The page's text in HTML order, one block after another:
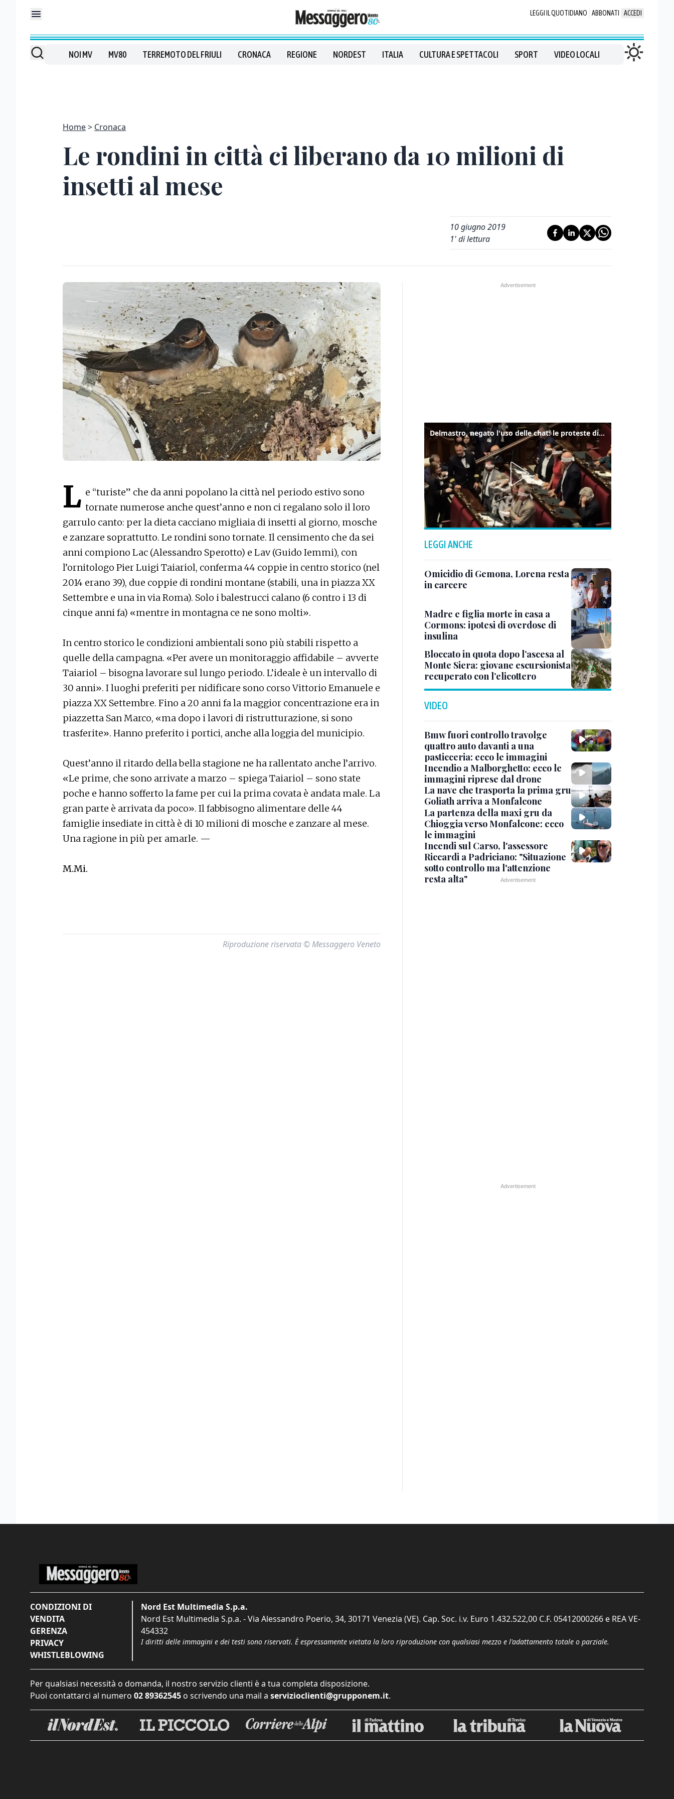
LEGGI IL QUOTIDIANO ABBONATI ACCEDI
NOI MV MV80 TERREMOTO DEL FRIULI CRONACA REGIONE NORDEST ITALIA CULTURA E SPETTACOLI SPORT VIDEO LOCALI
Home Cronaca
Le rondini in città ci liberano da 10 milioni di
insetti al mese
10 giugno 2019
1' di lettura
L e “turiste” che da anni popolano la città nel periodo estivo sono
tornate numerose anche quest’anno e non ci regalano solo il loro
garrulo canto: per la dieta cacciano migliaia di insetti al giorno, mosche
e zanzare soprattutto. Le rondini sono tornate. Il censimento che da sei
anni compiono Lac (Alessandro Sperotto) e Lav (Guido Iemmi), con
l’ornitologo Pier Luigi Taiariol, conferma 44 coppie in centro storico (nel
2014 erano 39), due coppie di rondini montane (stabili, una in piazza XX
Settembre e una in via Roma). Solo i balestrucci calano (6 contro i 13 di
cinque anni fa) «mentre in montagna ce ne sono molti».
In centro storico le condizioni ambientali sono più stabili rispetto a
quelle della campagna. «Per avere un monitoraggio affidabile – avverte
Taiariol – bisogna lavorare sul lungo periodo. L’ideale è un intervallo di
30 anni». I luoghi preferiti per nidificare sono corso Vittorio Emanuele e
piazza XX Settembre. Fino a 20 anni fa la maggior concentrazione era in
piazzetta San Marco, «ma dopo i lavori di ristrutturazione, si sono
trasferite». Hanno preferito i portici, anche alla loggia del municipio.
Quest’anno il ritardo della bella stagione ne ha rallentato anche l’arrivo.
«Le prime, che sono arrivate a marzo – spiega Taiariol – sono state
poche e hanno sofferto la fame per cui la prima covata è andata male. La
gran parte è arrivata da poco». Il fabbisogno alimentare delle 44
famiglie insediate in città è di 10 milioni di mosche e zanzare al mese.
Una ragione in più per amarle. —
M.Mi.
Riproduzione riservata © Messaggero Veneto
Delmastro, negato l'uso delle chat: le proteste di Avs e M5s
LEGGI ANCHE
Omicidio di Gemona, Lorena resta
in carcere
Madre e figlia morte in casa a
Cormons: ipotesi di overdose di
insulina
Bloccato in quota dopo l’ascesa al
Monte Siera: giovane escursionista
recuperato con l’elicottero
VIDEO
Bmw fuori controllo travolge
quattro auto davanti a una
pasticceria: ecco le immagini
Incendio a Malborghetto: ecco le
immagini riprese dal drone
La nave che trasporta la prima gru
Goliath arriva a Monfalcone
La partenza della maxi gru da
Chioggia verso Monfalcone: ecco
le immagini
Incendi sul Carso, l'assessore
Riccardi a Padriciano: "Situazione
sotto controllo ma l'attenzione
resta alta"
CONDIZIONI DI
VENDITA
GERENZA
PRIVACY
WHISTLEBLOWING
Nord Est Multimedia S.p.a.
Nord Est Multimedia S.p.a. - Via Alessandro Poerio, 34, 30171 Venezia (VE). Cap. Soc. i.v. Euro 1.432.522,00 C.F. 05412000266 e REA VE-
454332
I diritti delle immagini e dei testi sono riservati. È espressamente vietata la loro riproduzione con qualsiasi mezzo e l'adattamento totale o parziale.
Per qualsiasi necessità o domanda, il nostro servizio clienti è a tua completa disposizione.
Puoi contattarci al numero 02 89362545 o scrivendo una mail a servizioclienti@grupponem.it.